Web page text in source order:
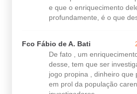
e que o enriquecimento
profundamente, é o que
Fco Fábio de A. Bati
De fato , um
desse, tem que ser
jogo propina , dinheiro que
em prol da população